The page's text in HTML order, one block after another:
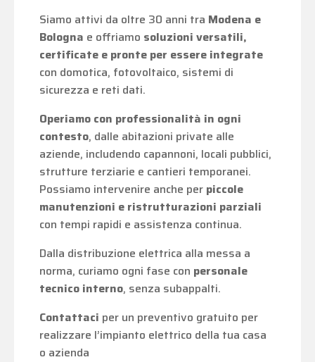
Siamo attivi da oltre 30 anni tra Modena e
Bologna e offriamo soluzioni versatili,
certificate e pronte per essere integrate
con domotica, fotovoltaico, sistemi di
sicurezza e reti dati.
Operiamo con professionalità in ogni
contesto, dalle abitazioni private alle
aziende, includendo capannoni, locali pubblici,
strutture terziarie e cantieri temporanei.
Possiamo intervenire anche per piccole
manutenzioni e ristrutturazioni parziali
con tempi rapidi e assistenza continua.
Dalla distribuzione elettrica alla messa a
norma, curiamo ogni fase con personale
tecnico interno, senza subappalti.
Contattaci per un preventivo gratuito per
realizzare l’impianto elettrico della tua casa
o azienda